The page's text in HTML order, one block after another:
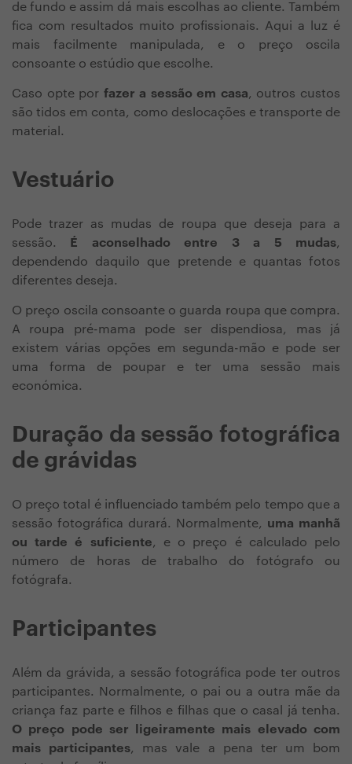
de fundo e assim dá mais escolhas ao cliente. Também
fica com resultados muito profissionais. Aqui a luz é
mais facilmente manipulada, e o preço oscila
consoante o estúdio que escolhe.
Caso opte por fazer a sessão em casa, outros custos
são tidos em conta, como deslocações e transporte de
material.
Vestuário
Pode trazer as mudas de roupa que deseja para a
sessão.
É aconselhado entre 3 a 5 mudas,
dependendo daquilo que pretende e quantas fotos
diferentes deseja.
O preço oscila consoante o guarda roupa que compra.
A roupa pré-mama pode ser dispendiosa, mas já
existem várias opções em segunda-mão e pode ser
uma forma de poupar e ter uma sessão mais
económica.
Duração da sessão fotográfica
de grávidas
O preço total é influenciado também pelo tempo que a
sessão fotográfica durará. Normalmente, uma manhã
ou tarde é suficiente, e o preço é calculado pelo
número de horas de trabalho do fotógrafo ou
fotógrafa.
Participantes
Além da grávida, a sessão fotográfica pode ter outros
participantes. Normalmente, o pai ou a outra mãe da
criança faz parte e filhos e filhas que o casal já tenha.
O preço pode ser ligeiramente mais elevado com
mais participantes, mas vale a pena ter um bom